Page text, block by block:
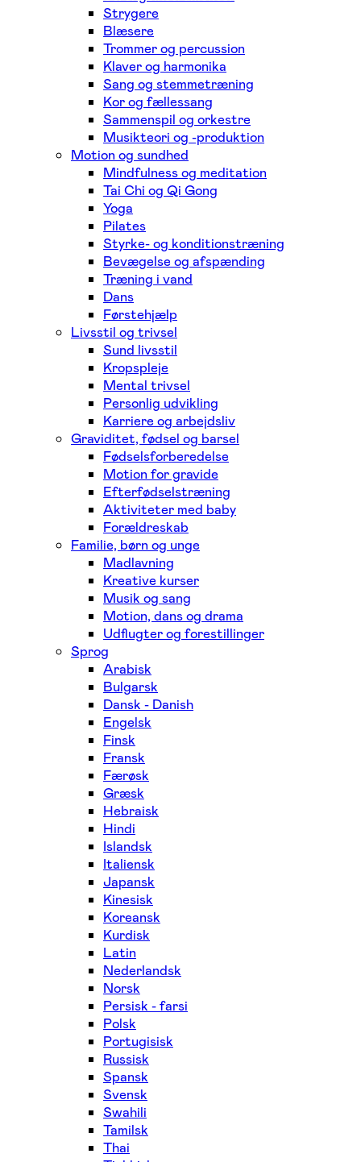
Strygere
Blæsere
Trommer og percussion
Klaver og harmonika
Sang og stemmetræning
Kor og fællessang
Sammenspil og orkestre
Musikteori og -produktion
Motion og sundhed
Mindfulness og meditation
Tai Chi og Qi Gong
Yoga
Pilates
Styrke- og konditionstræning
Bevægelse og afspænding
Træning i vand
Dans
Førstehjælp
Livsstil og trivsel
Sund livsstil
Kropspleje
Mental trivsel
Personlig udvikling
Karriere og arbejdsliv
Graviditet, fødsel og barsel
Fødselsforberedelse
Motion for gravide
Efterfødselstræning
Aktiviteter med baby
Forældreskab
Familie, børn og unge
Madlavning
Kreative kurser
Musik og sang
Motion, dans og drama
Udflugter og forestillinger
Sprog
Arabisk
Bulgarsk
Dansk - Danish
Engelsk
Finsk
Fransk
Færøsk
Græsk
Hebraisk
Hindi
Islandsk
Italiensk
Japansk
Kinesisk
Koreansk
Kurdisk
Latin
Nederlandsk
Norsk
Persisk - farsi
Polsk
Portugisisk
Russisk
Spansk
Svensk
Swahili
Tamilsk
Thai